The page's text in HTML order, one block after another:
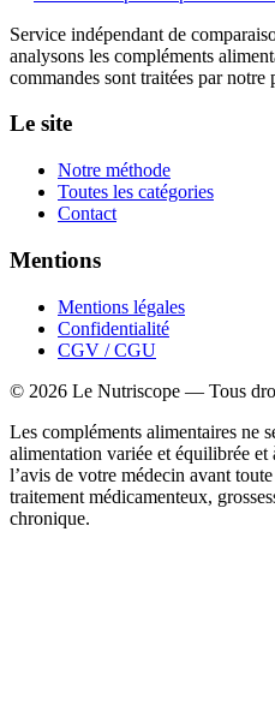
Service indépendant de
analysons les compléments
commandes sont traitées par notre
Le site
Notre méthode
Toutes les catégories
Contact
Mentions
Mentions légales
Confidentialité
CGV / CGU
© 2026 Le Nutriscope — Tous
Les compléments alimentaires ne
alimentation variée et équilibrée
l’avis de votre médecin avant
traitement médicamenteux,
chronique.